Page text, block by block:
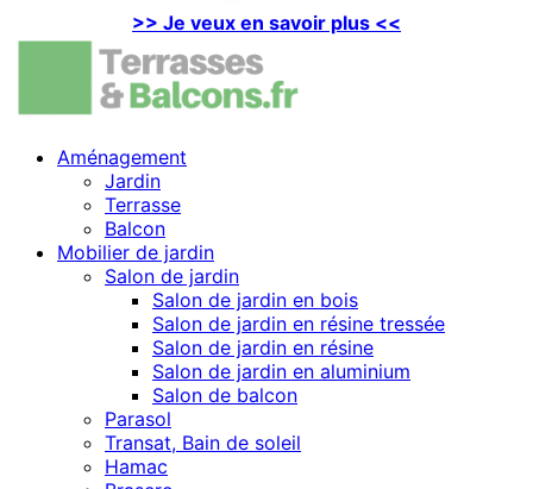
>> Je veux en savoir plus <<
Aménagement
Jardin
Terrasse
Balcon
Mobilier de jardin
Salon de jardin
Salon de jardin en bois
Salon de jardin en résine tressée
Salon de jardin en résine
Salon de jardin en aluminium
Salon de balcon
Parasol
Transat, Bain de soleil
Hamac